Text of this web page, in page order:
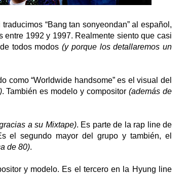
“Bang tan sonyeondan” al español,
entre 1992 y 1997. Realmente siento que casi
todos modos(y porque los detallaremos un
como “Worldwide handsome” es el visual del
. También es modelo y compositor(además de
a su Mixtape). Es parte de la rap line de
el segundo mayor del grupo y también, el
de 80).
y modelo. Es el tercero en la Hyung line